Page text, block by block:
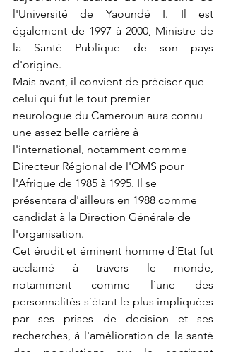
l'Université de Yaoundé I. Il est
également de 1997 à 2000, Ministre de
la Santé Publique de son pays
d'origine.
Mais avant, il convient de préciser que
celui qui fut le tout premier
neurologue du Cameroun aura connu
une assez belle carrière à
l'international, notamment comme
Directeur Régional de l'OMS pour
l'Afrique de 1985 à 1995. Il se
présentera d'ailleurs en 1988 comme
candidat à la Direction Générale de
l'organisation.
Cet érudit et éminent homme d´Etat fut
acclamé à travers le monde,
notamment comme l´une des
personnalités s´étant le plus impliquées
par ses prises de decision et ses
recherches, à l'amélioration de la santé